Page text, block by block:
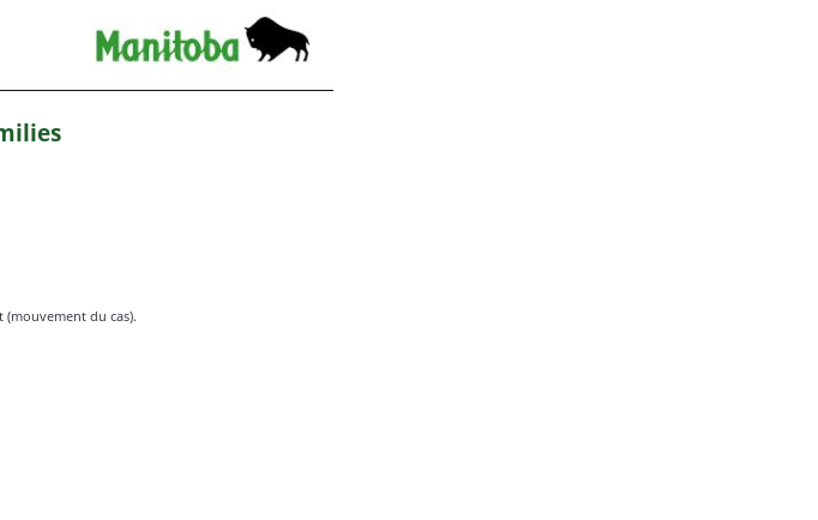
du cas).